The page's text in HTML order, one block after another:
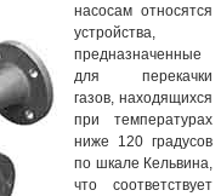
насосам относятся
устройства,
предназначенные
для перекачки
газов, находящихся
при температурах
ниже 120 градусов
по шкале Кельвина,
что соответствует